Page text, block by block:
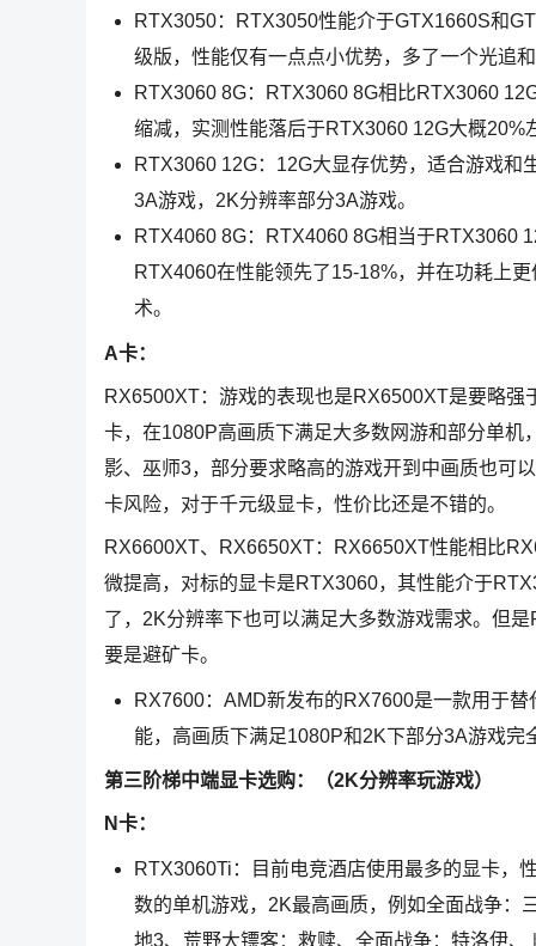
RTX3050：RTX3050性能介于GTX1660S和
级版，性能仅有一点点小优势，多了一个光追
RTX3060 8G：RTX3060 8G相比RTX3060
缩减，实测性能落后于RTX3060 12G大概
RTX3060 12G：12G大显存优势，适合游戏
3A游戏，2K分辨率部分3A游戏。
RTX4060 8G：RTX4060 8G相当于RTX3060
RTX4060在性能领先了15-18%，并在功耗上
术。
A卡：
RX6500XT：游戏的表现也是RX6500XT是要略
卡，在1080P高画质下满足大多数网游和部分单
影、巫师3，部分要求略高的游戏开到中画质也可
卡风险，对于千元级显卡，性价比还是不错的。
RX6600XT、RX6650XT：RX6650XT性能相比
微提高，对标的显卡是RTX3060，其性能介于
了，2K分辨率下也可以满足大多数游戏需求。但
要是避矿卡。
RX7600：AMD新发布的RX7600是一款用于
能，高画质下满足1080P和2K下部分3A游戏完
第三阶梯中端显卡选购：（2K分辨率玩游戏）
N卡：
RTX3060Ti：目前电竞酒店使用最多的显卡，
数的单机游戏，2K最高画质，例如全面战争：
地3、荒野大镖客：救赎、全面战争：特洛伊